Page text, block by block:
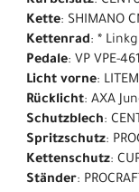
Kette: SHIMANO
Kettenrad: *
Pedale: VP VPE-461
Licht vorne:
Rücklicht: AXA
Schutzblech:
Spritzschutz:
Kettenschutz:
Ständer: